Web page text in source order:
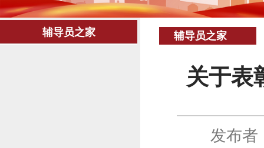
辅导员之家 辅导员之家
关于表
发布者